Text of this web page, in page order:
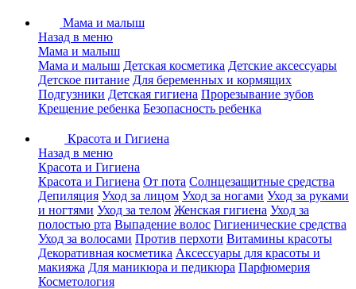
Мама и малыш
Назад в меню
Мама и малыш
Мама и малыш Детская косметика Детские аксессуары
Детское питание Для беременных и кормящих
Подгузники Детская гигиена Прорезывание зубов
Крещение ребенка Безопасность ребенка
Красота и Гигиена
Назад в меню
Красота и Гигиена
Красота и Гигиена От пота Солнцезащитные средства
Депиляция Уход за лицом Уход за ногами Уход за руками
и ногтями Уход за телом Женская гигиена Уход за
полостью рта Выпадение волос Гигиенические средства
Уход за волосами Против перхоти Витамины красоты
Декоративная косметика Аксессуары для красоты и
макияжа Для маникюра и педикюра Парфюмерия
Косметология